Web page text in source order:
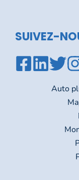
SUIVEZ-
Auto